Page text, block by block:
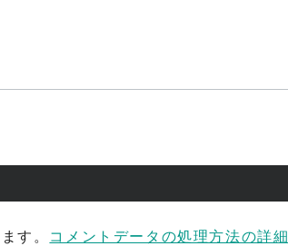
す。 コメントデータの処理方法の詳細